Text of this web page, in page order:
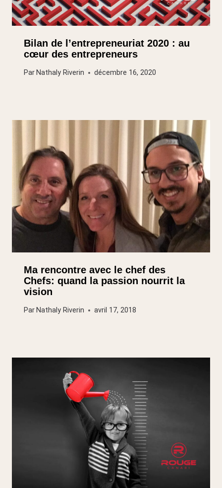
Bilan de l’entrepreneuriat 2020 : au
cœur des entrepreneurs
Par Nathaly Riverin décembre 16, 2020
Ma rencontre avec le chef des
Chefs: quand la passion nourrit la
vision
Par Nathaly Riverin avril 17, 2018